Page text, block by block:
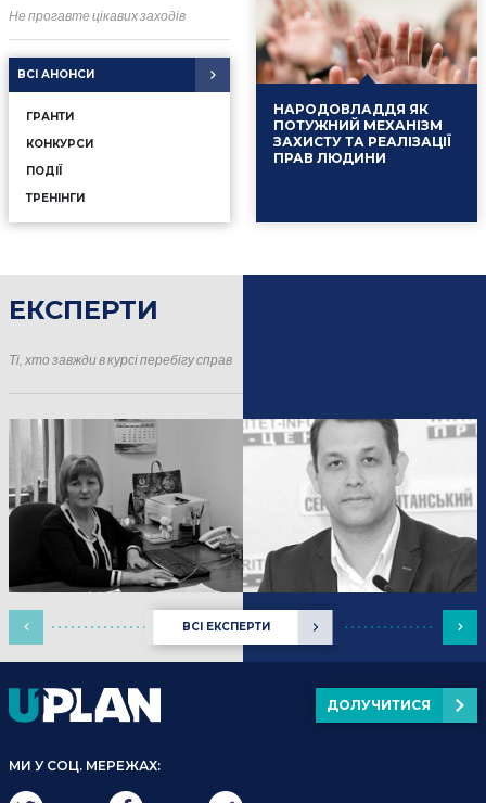
Не прогавте цікавих заходів
ВСІ АНОНСИ
ГРАНТИ
КОНКУРСИ
ПОДІЇ
ТРЕНІНГИ
НАРОДОВЛАДДЯ ЯК
ПОТУЖНИЙ МЕХАНІЗМ
ЗАХИСТУ ТА РЕАЛІЗАЦІЇ
ПРАВ ЛЮДИНИ
ЕКСПЕРТИ
Ті, хто завжди в курсі перебігу справ
ВСІ ЕКСПЕРТИ
МИ У СОЦ. МЕРЕЖАХ:
ДОЛУЧИТИСЯ